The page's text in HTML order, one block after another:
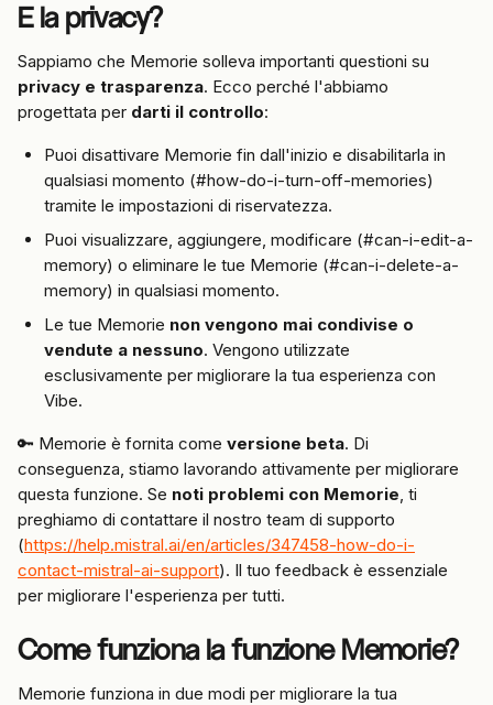
E la privacy?
Sappiamo che Memorie solleva importanti questioni su
privacy e trasparenza. Ecco perché l'abbiamo
progettata per darti il controllo:
Puoi disattivare Memorie fin dall'inizio e disabilitarla in
qualsiasi momento (#how-do-i-turn-off-memories)
tramite le impostazioni di riservatezza.
Puoi visualizzare, aggiungere, modificare (#can-i-edit-a-
memory) o eliminare le tue Memorie (#can-i-delete-a-
memory) in qualsiasi momento.
Le tue Memorie non vengono mai condivise o
vendute a nessuno. Vengono utilizzate
esclusivamente per migliorare la tua esperienza con
Vibe.
🔑 Memorie è fornita come versione beta. Di
conseguenza, stiamo lavorando attivamente per migliorare
questa funzione. Se noti problemi con Memorie, ti
preghiamo di contattare il nostro team di supporto
(https://help.mistral.ai/en/articles/347458-how-do-i-
contact-mistral-ai-support). Il tuo feedback è essenziale
per migliorare l'esperienza per tutti.
Come funziona la funzione Memorie?
Memorie funziona in due modi per migliorare la tua